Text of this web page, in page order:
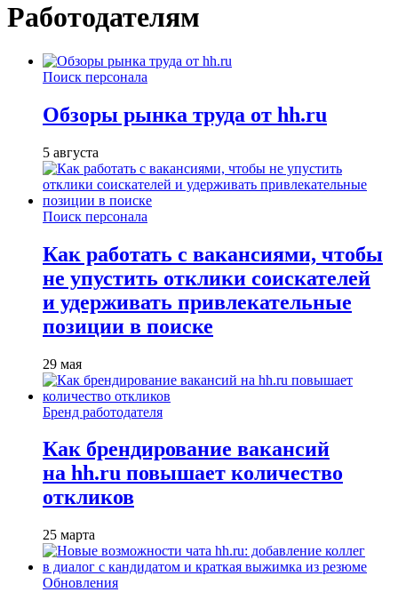
Работодателям
Поиск персонала
Обзоры рынка труда от hh.ru
5 августа
Поиск персонала
Как работать с вакансиями, чтобы
не упустить отклики соискателей
и удерживать привлекательные
позиции в поиске
29 мая
Бренд работодателя
Как брендирование вакансий
на hh.ru повышает количество
откликов
25 марта
Обновления